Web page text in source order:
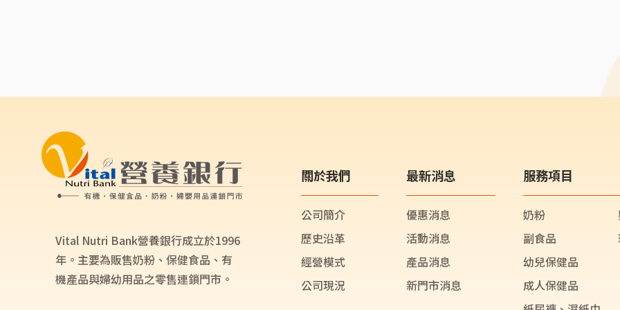
Vital Nutri Bank營養銀行成立於1996
年。主要為販售奶粉、保健食品、有
機產品與婦幼用品之零售連鎖門市。
關於我們
公司簡介
歷史沿革
經營模式
公司現況
最新消息
優惠消息
活動消息
產品消息
新門市消息
服務項目
奶粉
副食品
幼兒保健品
成人保健品